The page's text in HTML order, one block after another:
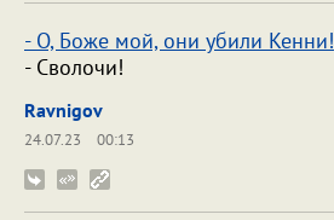
- О, Боже мой, они убили Кенни!
- Сволочи!
Ravnigov
24.07.23
00:13